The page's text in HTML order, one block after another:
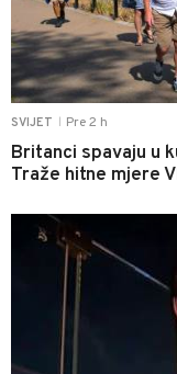
SVIJET Pre 2 h
Britanci spavaju u
Traže hitne mjere